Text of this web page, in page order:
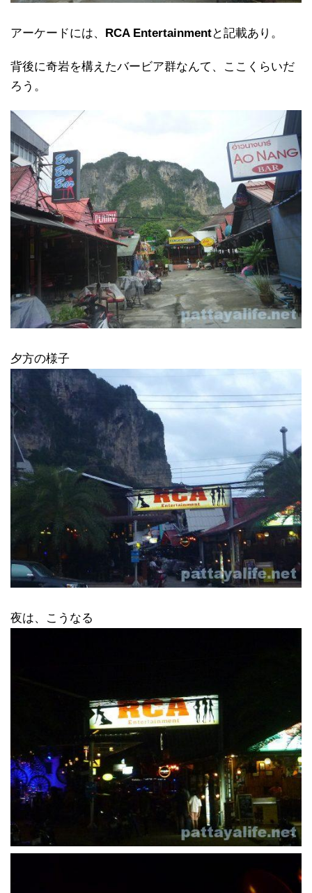
アーケードには、 RCA Entertainmentと記載あり。
背後に奇岩を構えたバービア群なんて、ここくらいだ
ろう。
夕方の様子
夜は、こうなる